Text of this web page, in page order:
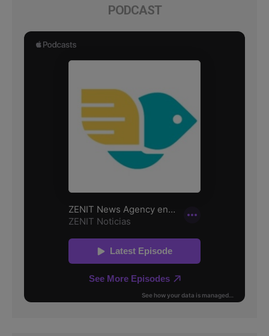
PODCAST